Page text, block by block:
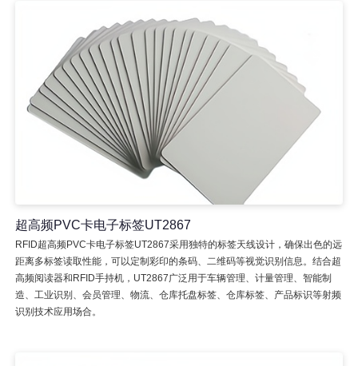
超高频PVC卡电子标签UT2867
RFID超高频PVC卡电子标签UT2867采用独特的标签天线设计，确保出色的远
距离多标签读取性能，可以定制彩印的条码、二维码等视觉识别信息。结合超
高频阅读器和RFID手持机，UT2867广泛用于车辆管理、计量管理、智能制
造、工业识别、会员管理、物流、仓库托盘标签、仓库标签、产品标识等射频
识别技术应用场合。